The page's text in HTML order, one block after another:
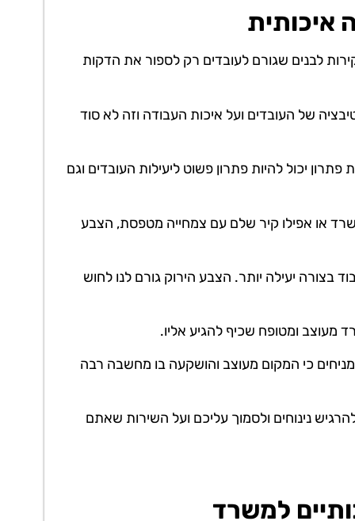
איכותית
לבנים שגורם לעובדים רק לספור את הדקות
של העובדים ועל איכות העבודה וזה לא סוד
יכול להיות פתרון פשוט ליעילות העובדים וגם
או אפילו קיר שלם עם צמחייה מטפסת, הצבע
בצורה יעילה יותר. הצבע הירוק גורם לנו לחוש
מעוצב ומטופח שכיף להגיע אליו.
כי המקום מעוצב והושקעה בו מחשבה רבה
נינוחים ולסמוך עליכם ועל השירות שאתם
למשרד